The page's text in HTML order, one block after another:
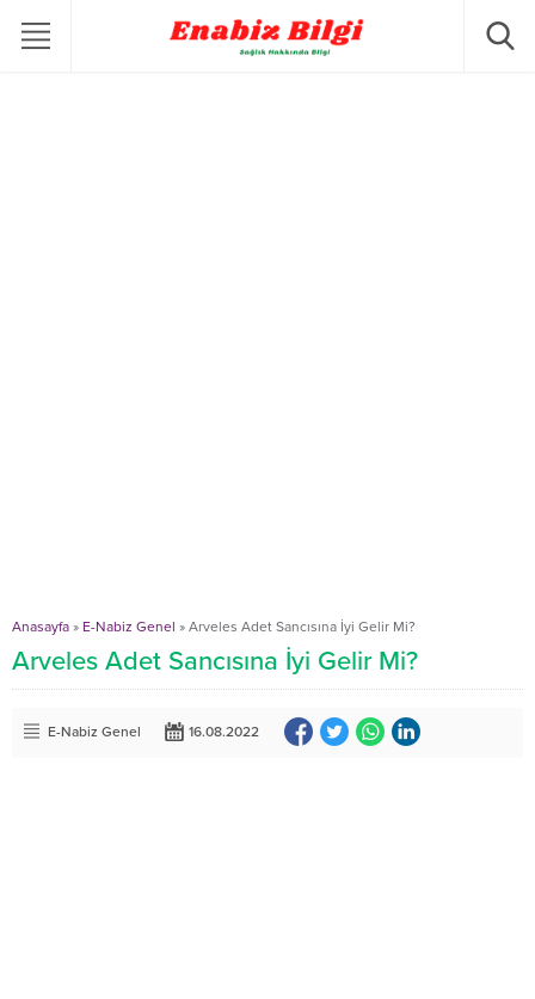
Anasayfa » E-Nabiz Genel » Arveles Adet Sancısına İyi Gelir Mi?
Arveles Adet Sancısına İyi Gelir Mi?
E-Nabiz Genel 16.08.2022